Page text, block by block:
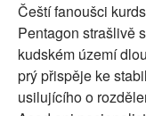
Čeští fanoušci
Pentagon strašlivě
kudském území
prý přispěje ke
usilujícího o